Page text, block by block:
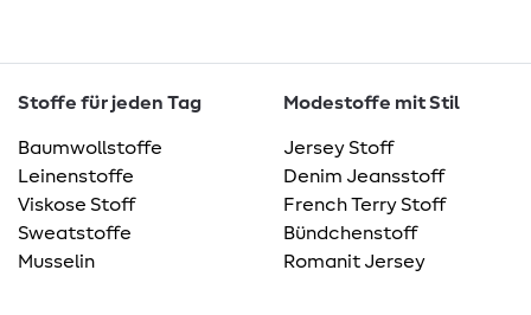
Stoffe für jeden Tag
Baumwollstoffe
Leinenstoffe
Viskose Stoff
Sweatstoffe
Musselin
Modestoffe mit Stil
Jersey Stoff
Denim Jeansstoff
French Terry Stoff
Bündchenstoff
Romanit Jersey